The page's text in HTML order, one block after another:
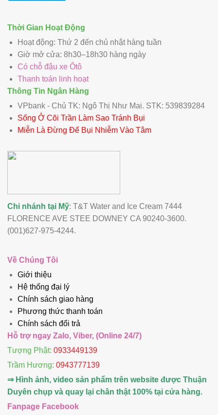
Thời Gian Hoạt Động
Hoạt động: Thứ 2 đến chủ nhật hàng tuần
Giờ mở cửa: 8h30–18h30 hàng ngày
Có chỗ đậu xe Ôtô
Thanh toán linh hoạt
Thông Tin Ngân Hàng
VPbank - Chủ TK: Ngô Thị Như Mai. STK: 539839284
Sống Ở Cõi Trần Làm Sao Tránh Bụi
Miễn Là Đừng Để Bụi Nhiễm Vào Tâm
Chi nhánh tại Mỹ: T&T Water and Ice Cream 7444
FLORENCE AVE STEE DOWNEY CA 90240-3600.
(001)627-975-4244.
Về Chúng Tôi
Giới thiệu
Hệ thống đại lý
Chính sách giao hàng
Phương thức thanh toán
Chính sách đổi trả
Hỗ trợ ngay Zalo, Viber, (Online 24/7)
Tượng Phật: 0933449139
Trầm Hương: 0943777139
⇒ Hình ảnh, video sản phẩm trên website được Thuận
Duyên chụp và quay lại chân thật 100% tại cửa hàng.
Fanpage Facebook